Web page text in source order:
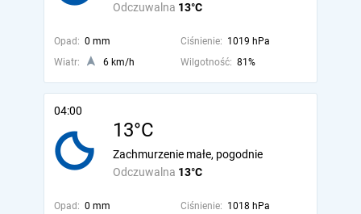
Odczuwalna 13°C
Opad: 0 mm Ciśnienie: 1019 hPa
Wiatr:
6 km/h Wilgotność: 81%
04:00
13°C
Odczuwalna 13°C
Zachmurzenie małe, pogodnie
Opad: 0 mm Ciśnienie: 1018 hPa